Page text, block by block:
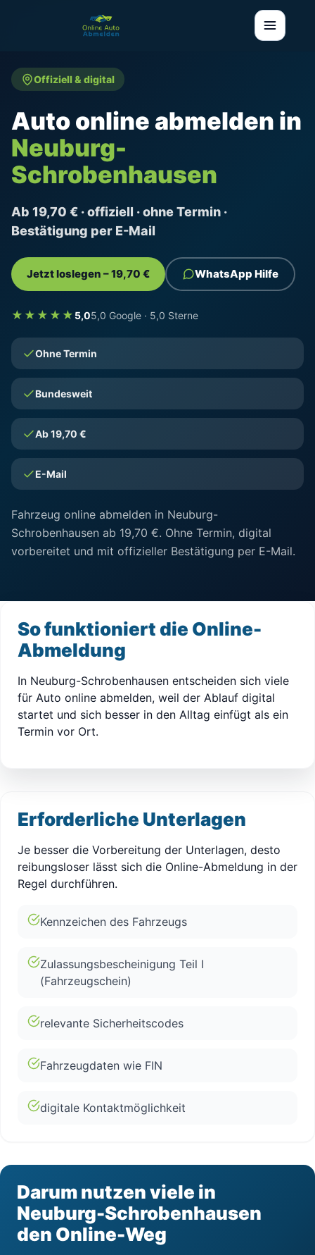
Offiziell & digital
Auto online abmelden in
Neuburg-
Schrobenhausen
Ab 19,70 € · offiziell · ohne Termin ·
Bestätigung per E-Mail
Jetzt loslegen – 19,70 € WhatsApp Hilfe
★★★★★ 5,05,0 Google · 5,0 Sterne
Ohne Termin
Bundesweit
Ab 19,70 €
E-Mail
Fahrzeug online abmelden in Neuburg-
Schrobenhausen ab 19,70 €. Ohne Termin, digital
vorbereitet und mit offizieller Bestätigung per E-Mail.
So funktioniert die Online-
Abmeldung
In Neuburg-Schrobenhausen entscheiden sich viele
für Auto online abmelden, weil der Ablauf digital
startet und sich besser in den Alltag einfügt als ein
Termin vor Ort.
Erforderliche Unterlagen
Je besser die Vorbereitung der Unterlagen, desto
reibungsloser lässt sich die Online-Abmeldung in der
Regel durchführen.
Kennzeichen des Fahrzeugs
Zulassungsbescheinigung Teil I
(Fahrzeugschein)
relevante Sicherheitscodes
Fahrzeugdaten wie FIN
digitale Kontaktmöglichkeit
Darum nutzen viele in
Neuburg-Schrobenhausen
den Online-Weg